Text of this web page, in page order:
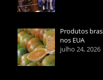
Produtos
nos EUA
julho 24, 2026